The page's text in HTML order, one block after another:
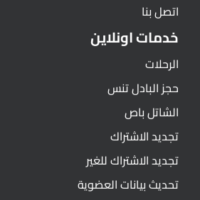
اتصل بنا
خدمات اونلاين
الرحلات
حجز البادل تنس
الشاتل باص
تجديد الاشتراك
تجديد الاشتراك للغير
تحديث بيانات العضوية